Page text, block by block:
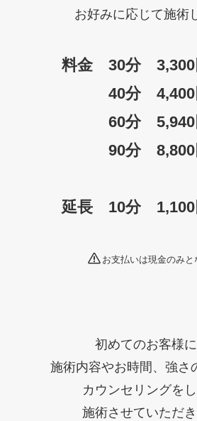
お好みに応じて施術
料金 30分 3,300
40分 4,400
60分 5,940
90分 8,800
延長 10分 1,100
お支払いは現金のみと
初めてのお客様に
施術内容やお時間、強さ
カウンセリングを
施術させていただき